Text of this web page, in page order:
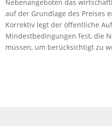
Nebenangeboten das
auf der Grundlage des Preises
Korrektiv legt der öffentliche
Mindestbedingungen fest, die
müssen, um berücksichtigt zu